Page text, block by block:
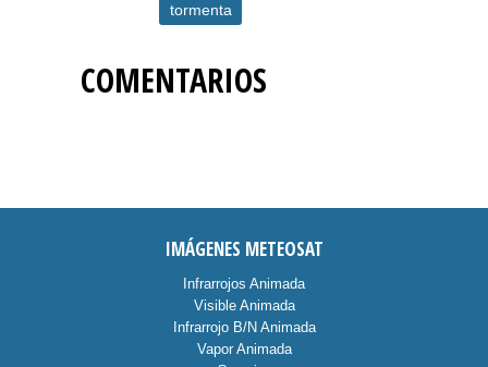
tormenta
COMENTARIOS
IMÁGENES METEOSAT
Infrarrojos Animada
Visible Animada
Infrarrojo B/N Animada
Vapor Animada